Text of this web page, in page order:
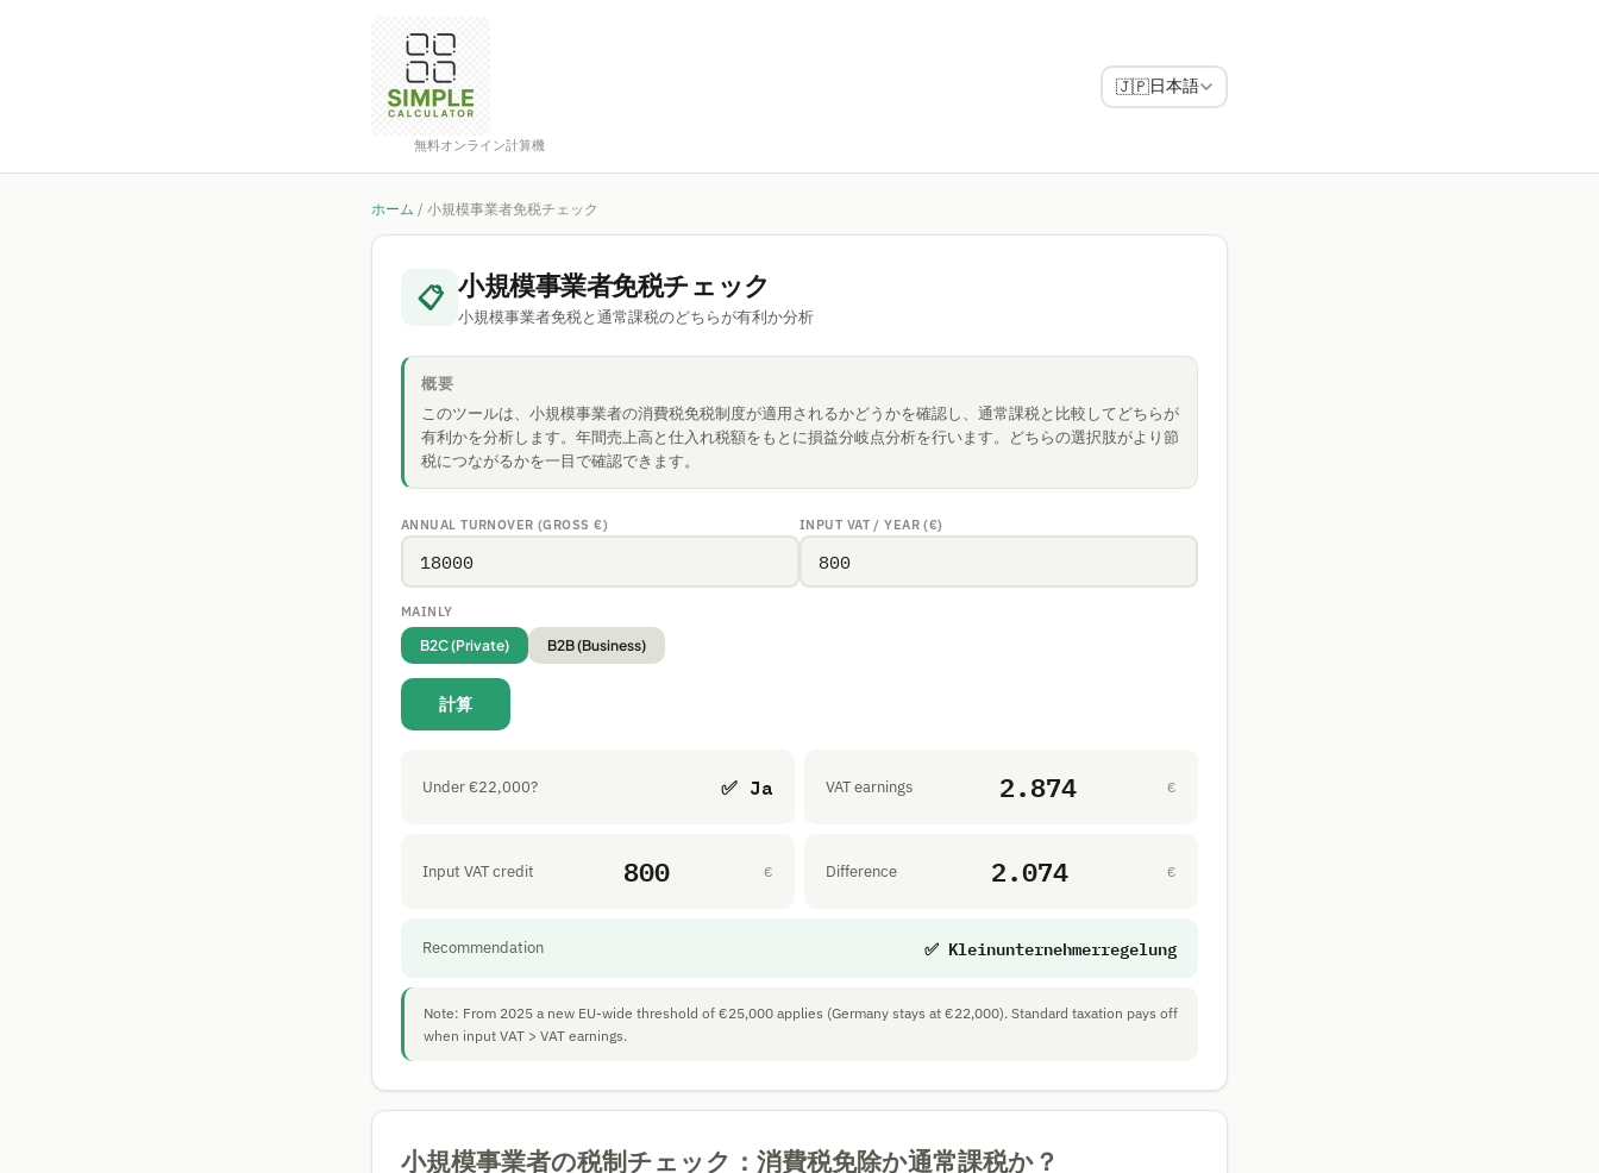
無料オンライン計算機
🇯🇵日本語
ホーム / 小規模事業者免税チェック
📋 小規模事業者免税チェック
小規模事業者免税と通常課税のどちらが有利か分析
概要
このツールは、小規模事業者の消費税免税制度が適用されるかどうかを確認し、通常課税と比較してどちらが
有利かを分析します。年間売上高と仕入れ税額をもとに損益分岐点分析を行います。どちらの選択肢がより節
税につながるかを一目で確認できます。
ANNUAL TURNOVER (GROSS €) INPUT VAT / YEAR (€)
MAINLY
B2C (Private) B2B (Business)
計算
Under €22,000? ✅ Ja VAT earnings 2.874 €
Input VAT credit 800 € Difference 2.074 €
Recommendation ✅ Kleinunternehmerregelung
Note: From 2025 a new EU-wide threshold of €25,000 applies (Germany stays at €22,000). Standard taxation pays off
when input VAT > VAT earnings.
小規模事業者の税制チェック：消費税免除か通常課税か？